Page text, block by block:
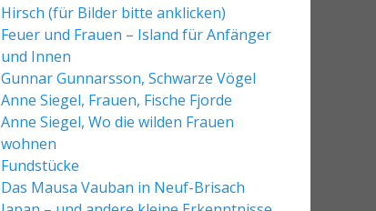
Hirsch (für Bilder bitte anklicken)
Feuer und Frauen – Island für Anfänger
und Innen
Gunnar Gunnarsson, Schwarze Vögel
Anne Siegel, Frauen, Fische Fjorde
Anne Siegel, Wo die wilden Frauen
wohnen
Fundstücke
Das Mausa Vauban in Neuf-Brisach